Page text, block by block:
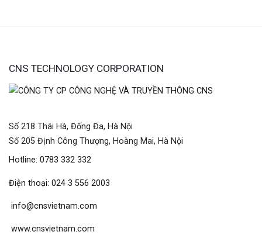
CNS TECHNOLOGY CORPORATION
Số 218 Thái Hà, Đống Đa, Hà Nội
Số 205 Định Công Thượng, Hoàng Mai, Hà Nội
Hotline: 0783 332 332
Điện thoại: 024 3 556 2003
info@cnsvietnam.com
www.cnsvietnam.com